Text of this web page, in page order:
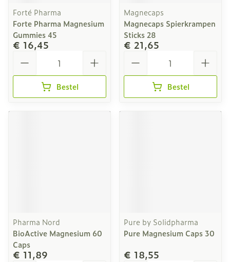
Forté Pharma
Forte Pharma Magnesium
Gummies 45
€ 16,45
Bestel
Magnecaps
Magnecaps Spierkrampen
Sticks 28
€ 21,65
Bestel
Pharma Nord
BioActive Magnesium 60
Caps
€ 11,89
Pure by Solidpharma
Pure Magnesium Caps 30
€ 18,55